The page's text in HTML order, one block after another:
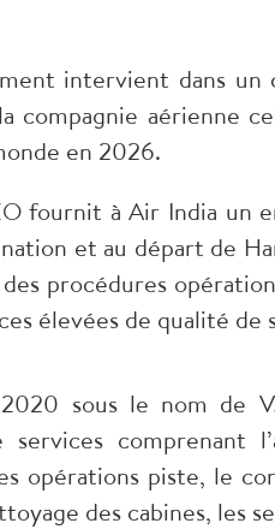
intervient dans
compagnie aérienne
en 2026.
fournit à Air India un
et au départ de
procédures
élevées de qualité de
sous le nom de
comprenant
opérations piste, le
des cabines, les